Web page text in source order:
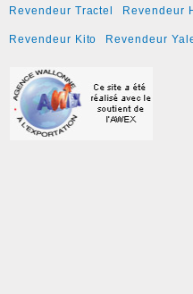
Revendeur Tractel Revendeur
Revendeur Kito Revendeur